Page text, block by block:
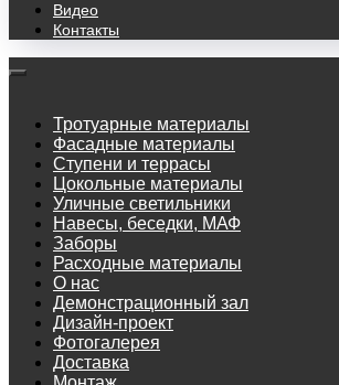
Видео
Контакты
Тротуарные материалы
Фасадные материалы
Ступени и террасы
Цокольные материалы
Уличные светильники
Навесы, беседки, МАФ
Заборы
Расходные материалы
О нас
Демонстрационный зал
Дизайн-проект
Фотогалерея
Доставка